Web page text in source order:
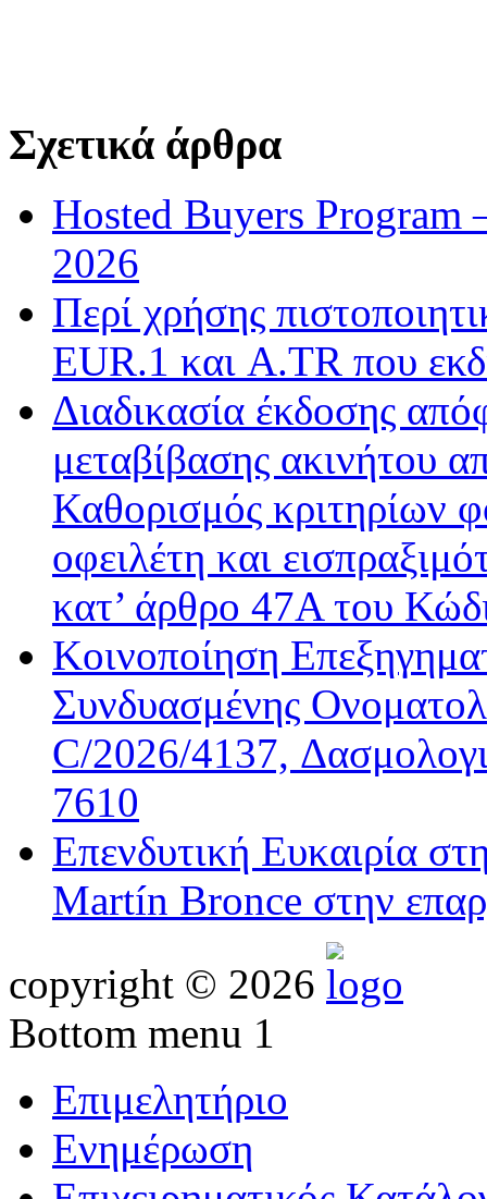
Σχετικά άρθρα
Hosted Buyers Program
2026
Περί χρήσης
EUR.1 και A.TR που
Διαδικασία έκδοσης
μεταβίβασης ακινήτου
Καθορισμός κριτηρίων
οφειλέτη και
κατ’ άρθρο 47Α του
Κοινοποίηση
Συνδυασμένης
C/2026/4137,
7610
Επενδυτική Ευκαιρία
Martín Bronce στην
copyright © 2026
Bottom menu 1
Επιμελητήριο
Ενημέρωση